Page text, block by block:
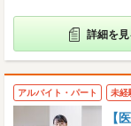
詳細を見
アルバイト・パート 未経
【